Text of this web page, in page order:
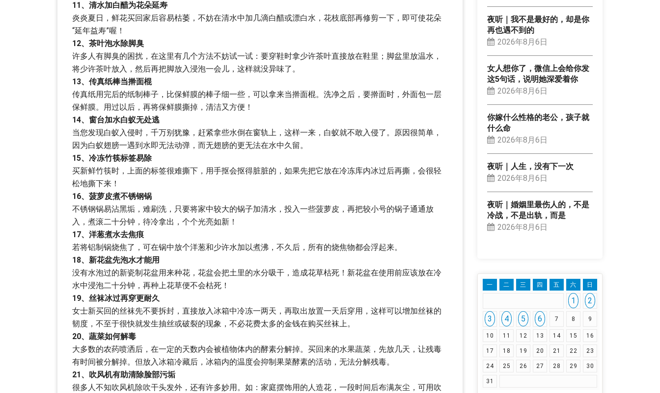
11、清水加白醋为花朵延寿
炎炎夏日，鲜花买回家后容易枯萎，不妨在清水中加几滴白醋或漂白水，花枝底部再修剪一下，即可使花朵
“延年益寿”喔！
12、茶叶泡水除脚臭
许多人有脚臭的困扰，在这里有几个方法不妨试一试：要穿鞋时拿少许茶叶直接放在鞋里；脚盆里放温水，
将少许茶叶放入，然后再把脚放入浸泡一会儿，这样就没异味了。
13、传真纸棒当擀面棍
传真纸用完后的纸制棒子，比保鲜膜的棒子细一些，可以拿来当擀面棍。洗净之后，要擀面时，外面包一层
保鲜膜。用过以后，再将保鲜膜撕掉，清洁又方便！
14、窗台加水白蚁无处逃
当您发现白蚁入侵时，千万别犹豫，赶紧拿些水倒在窗轨上，这样一来，白蚁就不敢入侵了。原因很简单，
因为白蚁翅膀一遇到水即无法动弹，而无翅膀的更无法在水中久留。
15、冷冻竹筷标签易除
买新鲜竹筷时，上面的标签很难撕下，用手抠会抠得脏脏的，如果先把它放在冷冻库内冰过后再撕，会很轻
松地撕下来！
16、菠萝皮煮不锈钢锅
不锈钢锅易沾黑垢，难刷洗，只要将家中较大的锅子加清水，投入一些菠萝皮，再把较小号的锅子通通放
入，煮滚二十分钟，待冷拿出，个个光亮如新！
17、洋葱煮水去焦痕
若将铝制锅烧焦了，可在锅中放个洋葱和少许水加以煮沸，不久后，所有的烧焦物都会浮起来。
18、新花盆先泡水才能用
没有水泡过的新瓷制花盆用来种花，花盆会把土里的水分吸干，造成花草枯死！新花盆在使用前应该放在冷
水中浸泡二十分钟，再种上花草便不会枯死！
19、丝袜冰过再穿更耐久
女士新买回的丝袜先不要拆封，直接放入冰箱中冷冻一两天，再取出放置一天后穿用，这样可以增加丝袜的
韧度，不至于很快就发生抽丝或破裂的现象，不必花费太多的金钱在购买丝袜上。
20、蔬菜如何解毒
大多数的农药喷洒后，在一定的天数内会被植物体内的酵素分解掉。买回来的水果蔬菜，先放几天，让残毒
有时间被分解掉。但放入冰箱冷藏后，冰箱内的温度会抑制果菜酵素的活动，无法分解残毒。
21、吹风机有助清除脸部污垢
很多人不知吹风机除吹干头发外，还有许多妙用。如：家庭摆饰用的人造花，一段时间后布满灰尘，可用吹
夜听｜我不是最好的，却是你
再也遇不到的
2026年8月6日
女人想你了，微信上会给你发
这5句话，说明她深爱着你
2026年8月6日
你嫁什么性格的老公，孩子就
什么命
2026年8月6日
夜听｜人生，没有下一次
2026年8月6日
夜听｜婚姻里最伤人的，不是
冷战，不是出轨，而是
2026年8月6日
一 二 三 四 五 六 日
1
2
3
4 5 6 7 8 9
10 11 12 13 14 15 16
17 18 19 20 21 22 23
24 25 26 27 28 29 30
31